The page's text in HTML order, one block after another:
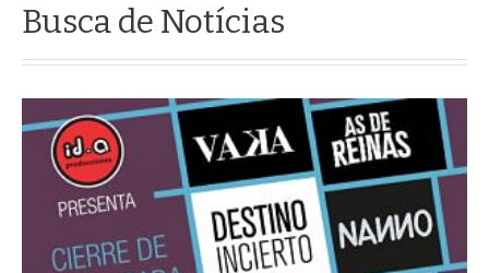
Busca de Notícias